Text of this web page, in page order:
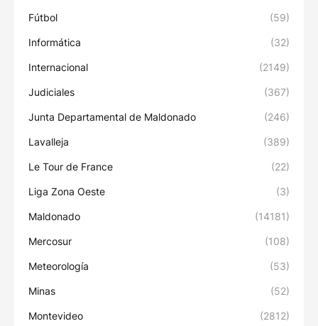
Fútbol (59)
Informática (32)
Internacional (2149)
Judiciales (367)
Junta Departamental de Maldonado (246)
Lavalleja (389)
Le Tour de France (22)
Liga Zona Oeste (3)
Maldonado (14181)
Mercosur (108)
Meteorología (53)
Minas (52)
Montevideo (2812)